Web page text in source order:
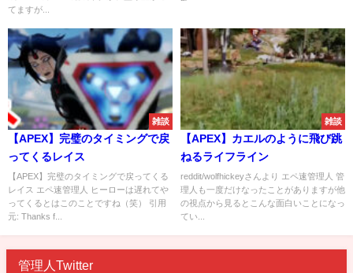
てますが...
雑談
【APEX】完璧のタイミングで戻
ってくるレイス
【APEX】完璧のタイミングで戻ってくる
レイス エペ速管理人 ヒーローは遅れてや
ってくるとはこのことですね（笑） 引用
元: Thanks f...
雑談
【APEX】カエルのように飛び跳
ねるライフライン
reddit/wolfhickeyさんより エペ速管理人 管
理人も一度だけなったことがありますが他
の視点から見るとこんな面白いことになっ
てい...
管理人Twitter